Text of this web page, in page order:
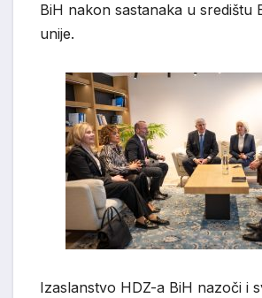
BiH nakon sastanaka u središtu
unije.
Izaslanstvo HDZ-a BiH nazoči i